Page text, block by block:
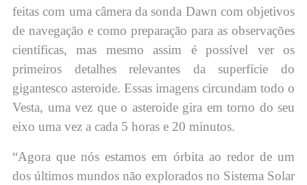
feitas com uma câmera da sonda Dawn com objetivos
de navegação e como preparação para as observações
científicas, mas mesmo assim é possível ver os
primeiros detalhes relevantes da superfície do
gigantesco asteroide. Essas imagens circundam todo o
Vesta, uma vez que o asteroide gira em torno do seu
eixo uma vez a cada 5 horas e 20 minutos.
“Agora que nós estamos em órbita ao redor de um
dos últimos mundos não explorados no Sistema Solar